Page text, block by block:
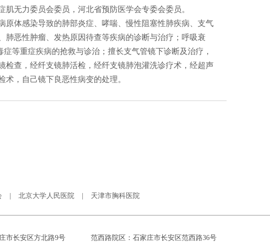
肌无力委员会委员，河北省预防医学会专委会委员。
原体感染导致的肺部炎症、哮喘、慢性阻塞性肺疾病、支气
肺恶性肿瘤、发热原因待查等疾病的诊断与治疗；呼吸衰
症等重症疾病的抢救与诊治；擅长支气管镜下诊断及治疗，
检查，经纤支镜肺活检，经纤支镜肺泡灌洗诊疗术，经超声
术，自己镜下良恶性病变的处理。
| 北京大学人民医院 | 天津市胸科医院
市长安区方北路9号 范西路院区：石家庄市长安区范西路36号